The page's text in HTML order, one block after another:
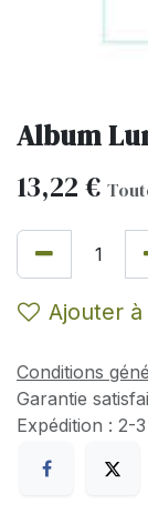
Album
13,22 €
Ajouter
Conditions
Garantie
Expédition : 2-